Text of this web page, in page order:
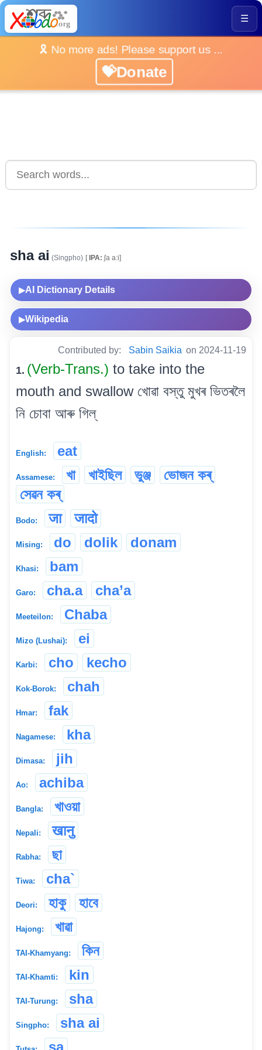
☰
🎗️ No more ads! Please support us ...
💝Donate
sha ai (Singpho) [IPA: ʃa a:i]
▶AI Dictionary Details
▶Wikipedia
Contributed by: Sabin Saikia on 2024-11-19
1. (Verb-Trans.) to take into the
mouth and swallow খোৱা বস্তু মুখৰ ভিতৰলৈ
নি চোবা আৰু গিল্
English: eat
Assamese: খা খাইছিল ভুঞ্জ
ভোজন কৰ্
সেৱন কৰ্
Bodo: जा जादो
Mising: do dolik donam
Khasi: bam
Garo: cha.a cha’a
Meeteilon: Chaba
Mizo (Lushai): ei
Karbi: cho kecho
Kok-Borok: chah
Hmar: fak
Nagamese: kha
Dimasa: jih
Ao: achiba
Bangla: খাওয়া
Nepali: खानु
Rabha: ছা
Tiwa: cha`
Deori: হাকু হাবে
Hajong: খাৱা
TAI-Khamyang: কিন
TAI-Khamti: kin
TAI-Turung: sha
Singpho: sha ai
sa